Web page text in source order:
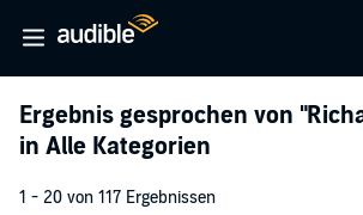
Ergebnis gesprochen von
in Alle Kategorien
1 - 20 von 117 Ergebnissen